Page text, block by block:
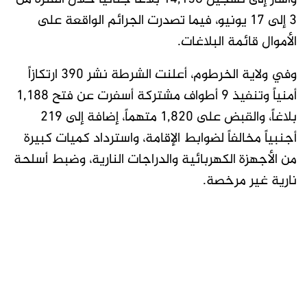
3 إلى 17 يونيو، فيما تصدرت الجرائم الواقعة على
الأموال قائمة البلاغات.
وفي ولاية الخرطوم، أعلنت الشرطة نشر 390 ارتكازاً
أمنياً وتنفيذ 9 أطواف مشتركة أسفرت عن فتح 1,188
بلاغاً، والقبض على 1,820 متهماً، إضافة إلى 219
أجنبياً مخالفاً لضوابط الإقامة، واسترداد كميات كبيرة
من الأجهزة الكهربائية والدراجات النارية، وضبط أسلحة
نارية غير مرخصة.